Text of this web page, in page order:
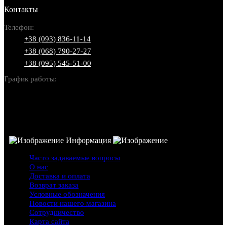
Контакты
Телефон:
+38 (093) 836-11-14
+38 (068) 790-27-27
+38 (095) 545-51-00
График работы:
Информация
Часто задаваемые вопросы
О нас
Доставка и оплата
Возврат заказа
Условные обозначения
Новости нашего магазина
Сотрудничество
Карта сайта